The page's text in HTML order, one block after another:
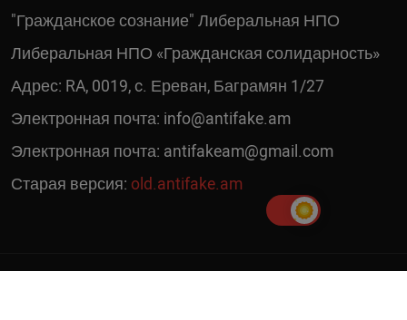
"Гражданское сознание" Либеральная НПО
Либеральная НПО «Гражданская солидарность»
Адрес: RA, 0019, c. Ереван, Баграмян 1/27
Электронная почта: info@antifake.am
Электронная почта: antifakeam@gmail.com
Старая версия: old.antifake.am